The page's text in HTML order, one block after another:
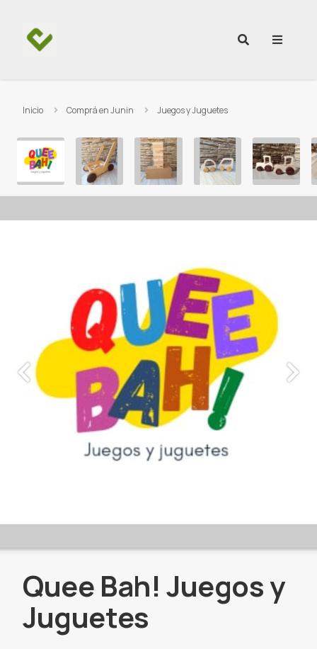
Inicio Comprá en Junin Juegos y Juguetes
Quee Bah! Juegos y
Juguetes